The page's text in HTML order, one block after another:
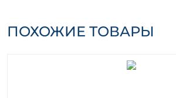
ПОХОЖИЕ ТОВАРЫ